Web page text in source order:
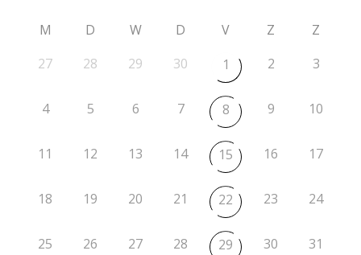
n
s
j
M D W D V Z
Z
27
28 29 30 1 2 3
4 5 6 7 8 9 10
11 12 13 14 15 16 17
18 19 20 21 22 23 24
25 26 27 28 29 30 31